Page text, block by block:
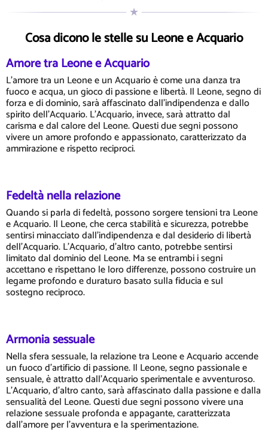
Cosa dicono le stelle su Leone e Acquario
Amore tra Leone e Acquario
L'amore tra un Leone e un Acquario è come una danza tra
fuoco e acqua, un gioco di passione e libertà. Il Leone, segno di
forza e di dominio, sarà affascinato dall'indipendenza e dallo
spirito dell'Acquario. L'Acquario, invece, sarà attratto dal
carisma e dal calore del Leone. Questi due segni possono
vivere un amore profondo e appassionato, caratterizzato da
ammirazione e rispetto reciproci.
Fedeltà nella relazione
Quando si parla di fedeltà, possono sorgere tensioni tra Leone
e Acquario. Il Leone, che cerca stabilità e sicurezza, potrebbe
sentirsi minacciato dall'indipendenza e dal desiderio di libertà
dell'Acquario. L'Acquario, d'altro canto, potrebbe sentirsi
limitato dal dominio del Leone. Ma se entrambi i segni
accettano e rispettano le loro differenze, possono costruire un
legame profondo e duraturo basato sulla fiducia e sul
sostegno reciproco.
Armonia sessuale
Nella sfera sessuale, la relazione tra Leone e Acquario accende
un fuoco d'artificio di passione. Il Leone, segno passionale e
sensuale, è attratto dall'Acquario sperimentale e avventuroso.
L'Acquario, d'altro canto, sarà affascinato dalla passione e dalla
sensualità del Leone. Questi due segni possono vivere una
relazione sessuale profonda e appagante, caratterizzata
dall'amore per l'avventura e la sperimentazione.